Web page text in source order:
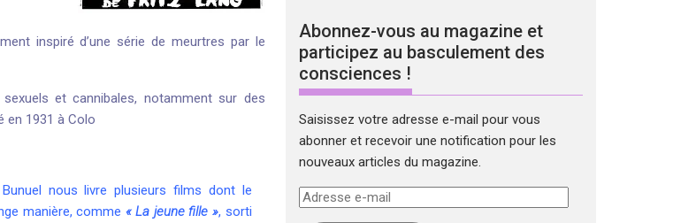
inspiré d’une série de meurtres par le
et cannibales, notamment sur des
en 1931 à Colo
nous livre plusieurs films dont le
manière, comme « La jeune fille », sorti
Abonnez-vous au magazine et
participez au basculement des
consciences !
Saisissez votre adresse e-mail pour vous
abonner et recevoir une notification pour les
nouveaux articles du magazine.
Adresse